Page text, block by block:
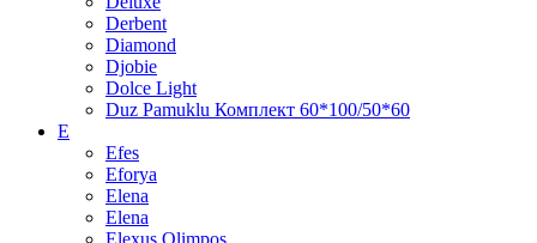
Derbent
Diamond
Djobie
Dolce Light
Duz Pamuklu Комплект 60*100/50*60
E
Efes
Eforya
Elena
Elena